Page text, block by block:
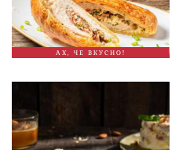
АХ, ЧЕ ВКУСНО!